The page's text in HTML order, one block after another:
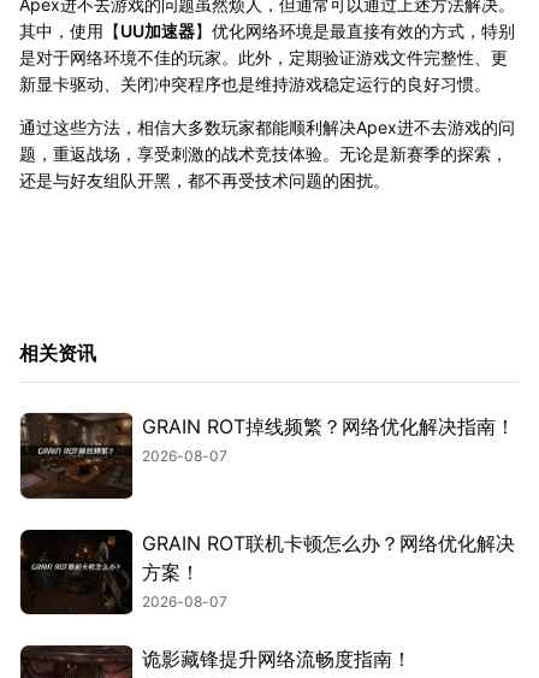
Apex进不去游戏的问题虽然烦人，但通常可以通过上述方法解决。
其中，使用【UU加速器】优化网络环境是最直接有效的方式，特别
是对于网络环境不佳的玩家。此外，定期验证游戏文件完整性、更
新显卡驱动、关闭冲突程序也是维持游戏稳定运行的良好习惯。
通过这些方法，相信大多数玩家都能顺利解决Apex进不去游戏的问
题，重返战场，享受刺激的战术竞技体验。无论是新赛季的探索，
还是与好友组队开黑，都不再受技术问题的困扰。
相关资讯
GRAIN ROT掉线频繁？网络优化解决指南！
2026-08-07
GRAIN ROT联机卡顿怎么办？网络优化解决
方案！
2026-08-07
诡影藏锋提升网络流畅度指南！